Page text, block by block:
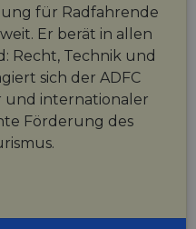
für Radfahrende
Er berät in allen
Recht, Technik und
sich der ADFC
und internationaler
Förderung des